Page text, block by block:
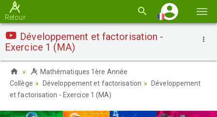
la
Retour
Développement et factorisation -
Exercice 1 (MA)
Mathématiques 1ère Année
Collège
Développement et factorisation
Développement
et factorisation - Exercice 1 (MA)